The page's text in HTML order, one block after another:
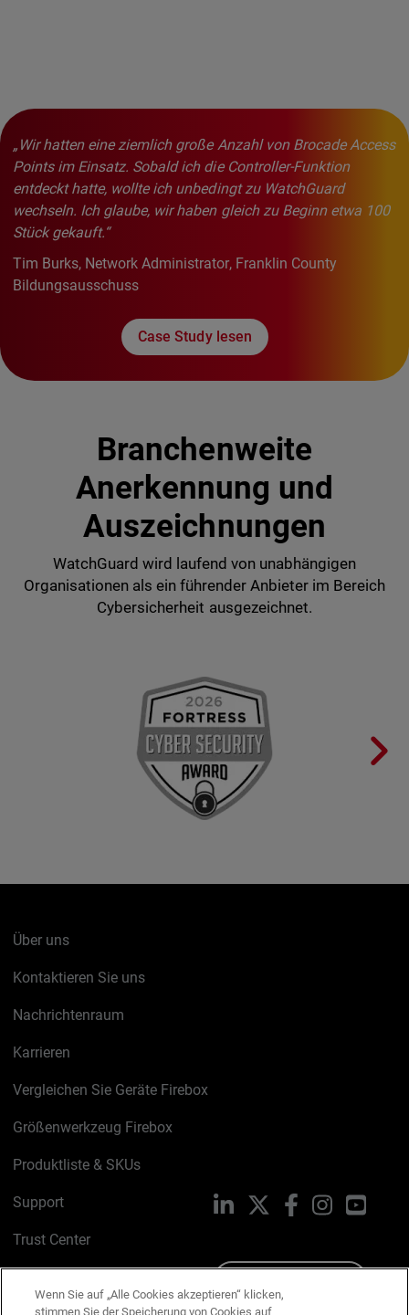
„Wir hatten eine ziemlich große Anzahl von Brocade Access
Points im Einsatz. Sobald ich die Controller-Funktion
entdeckt hatte, wollte ich unbedingt zu WatchGuard
wechseln. Ich glaube, wir haben gleich zu Beginn etwa 100
Stück gekauft.“
Tim Burks, Network Administrator, Franklin County
Bildungsausschuss
Case Study lesen
Branchenweite
Anerkennung und
Auszeichnungen
WatchGuard wird laufend von unabhängigen
Organisationen als ein führender Anbieter im Bereich
Cybersicherheit ausgezeichnet.
Über uns
Kontaktieren Sie uns
Nachrichtenraum
Karrieren
Vergleichen Sie Geräte Firebox
Größenwerkzeug Firebox
Produktliste & SKUs
Support
Trust Center
LinkedIn FacebookInstagram
Wenn Sie auf „Alle Cookies akzeptieren“ klicken,
stimmen Sie der Speicherung von Cookies auf